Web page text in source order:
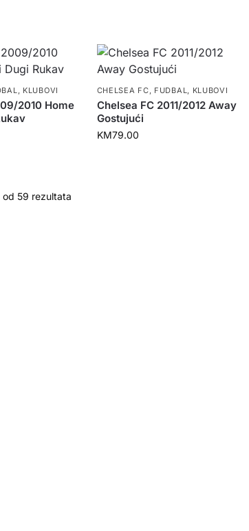
, KLUBOVI
2010 Home
CHELSEA FC, FUDBAL, KLUBOVI
Chelsea FC 2011/2012 Away
Gostujući
KM79.00
od 59 rezultata